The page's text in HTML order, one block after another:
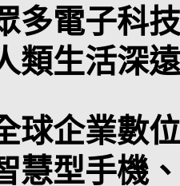
多電子科
類生活深
球企業數
慧型手機